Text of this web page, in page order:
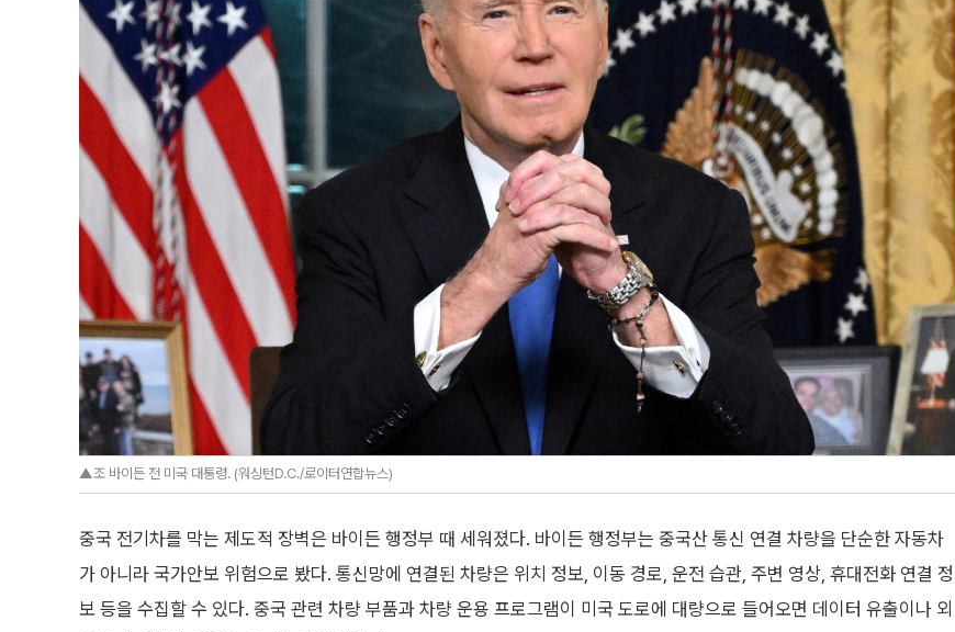
▲조 바이든 전 미국 대통령. (워싱턴D.C./로이터연합뉴스)
중국 전기차를 막는 제도적 장벽은 바이든 행정부 때 세워졌다. 바이든 행정부는 중국산 통신 연결 차량을 단순한 자동차
가 아니라 국가안보 위험으로 봤다. 통신망에 연결된 차량은 위치 정보, 이동 경로, 운전 습관, 주변 영상, 휴대전화 연결 정
보 등을 수집할 수 있다. 중국 관련 차량 부품과 차량 운용 프로그램이 미국 도로에 대량으로 들어오면 데이터 유출이나 외